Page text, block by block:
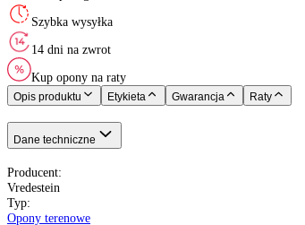
Vredestein
Opony Całoroczne
235/50 R20
104 - 900 kg
V do 240 km/h
B
B
70 dB
XL wzmacniana
Holandia
Nie starsze niż 20 miesięcy